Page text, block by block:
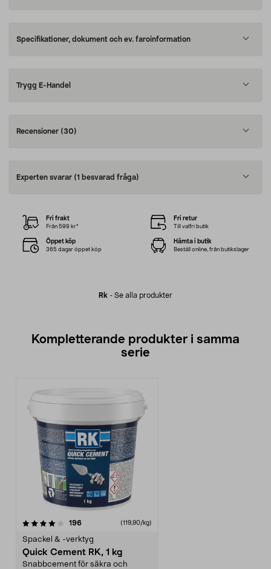
Specifikationer, dokument och ev. faroinformation
Trygg E-Handel
Recensioner (30)
Experten svarar (1 besvarad fråga)
Rk - Se alla produkter
Fri frakt
Från 599 kr*
Fri retur
Till valfri butik
Öppet köp
365 dagar öppet köp
Hämta i butik
Beställ online, från butikslager
Kompletterande produkter i samma
serie
196recensioner(119,90/kg)
Spackel & -verktyg
Quick Cement RK, 1 kg
Snabbcement för säkra och